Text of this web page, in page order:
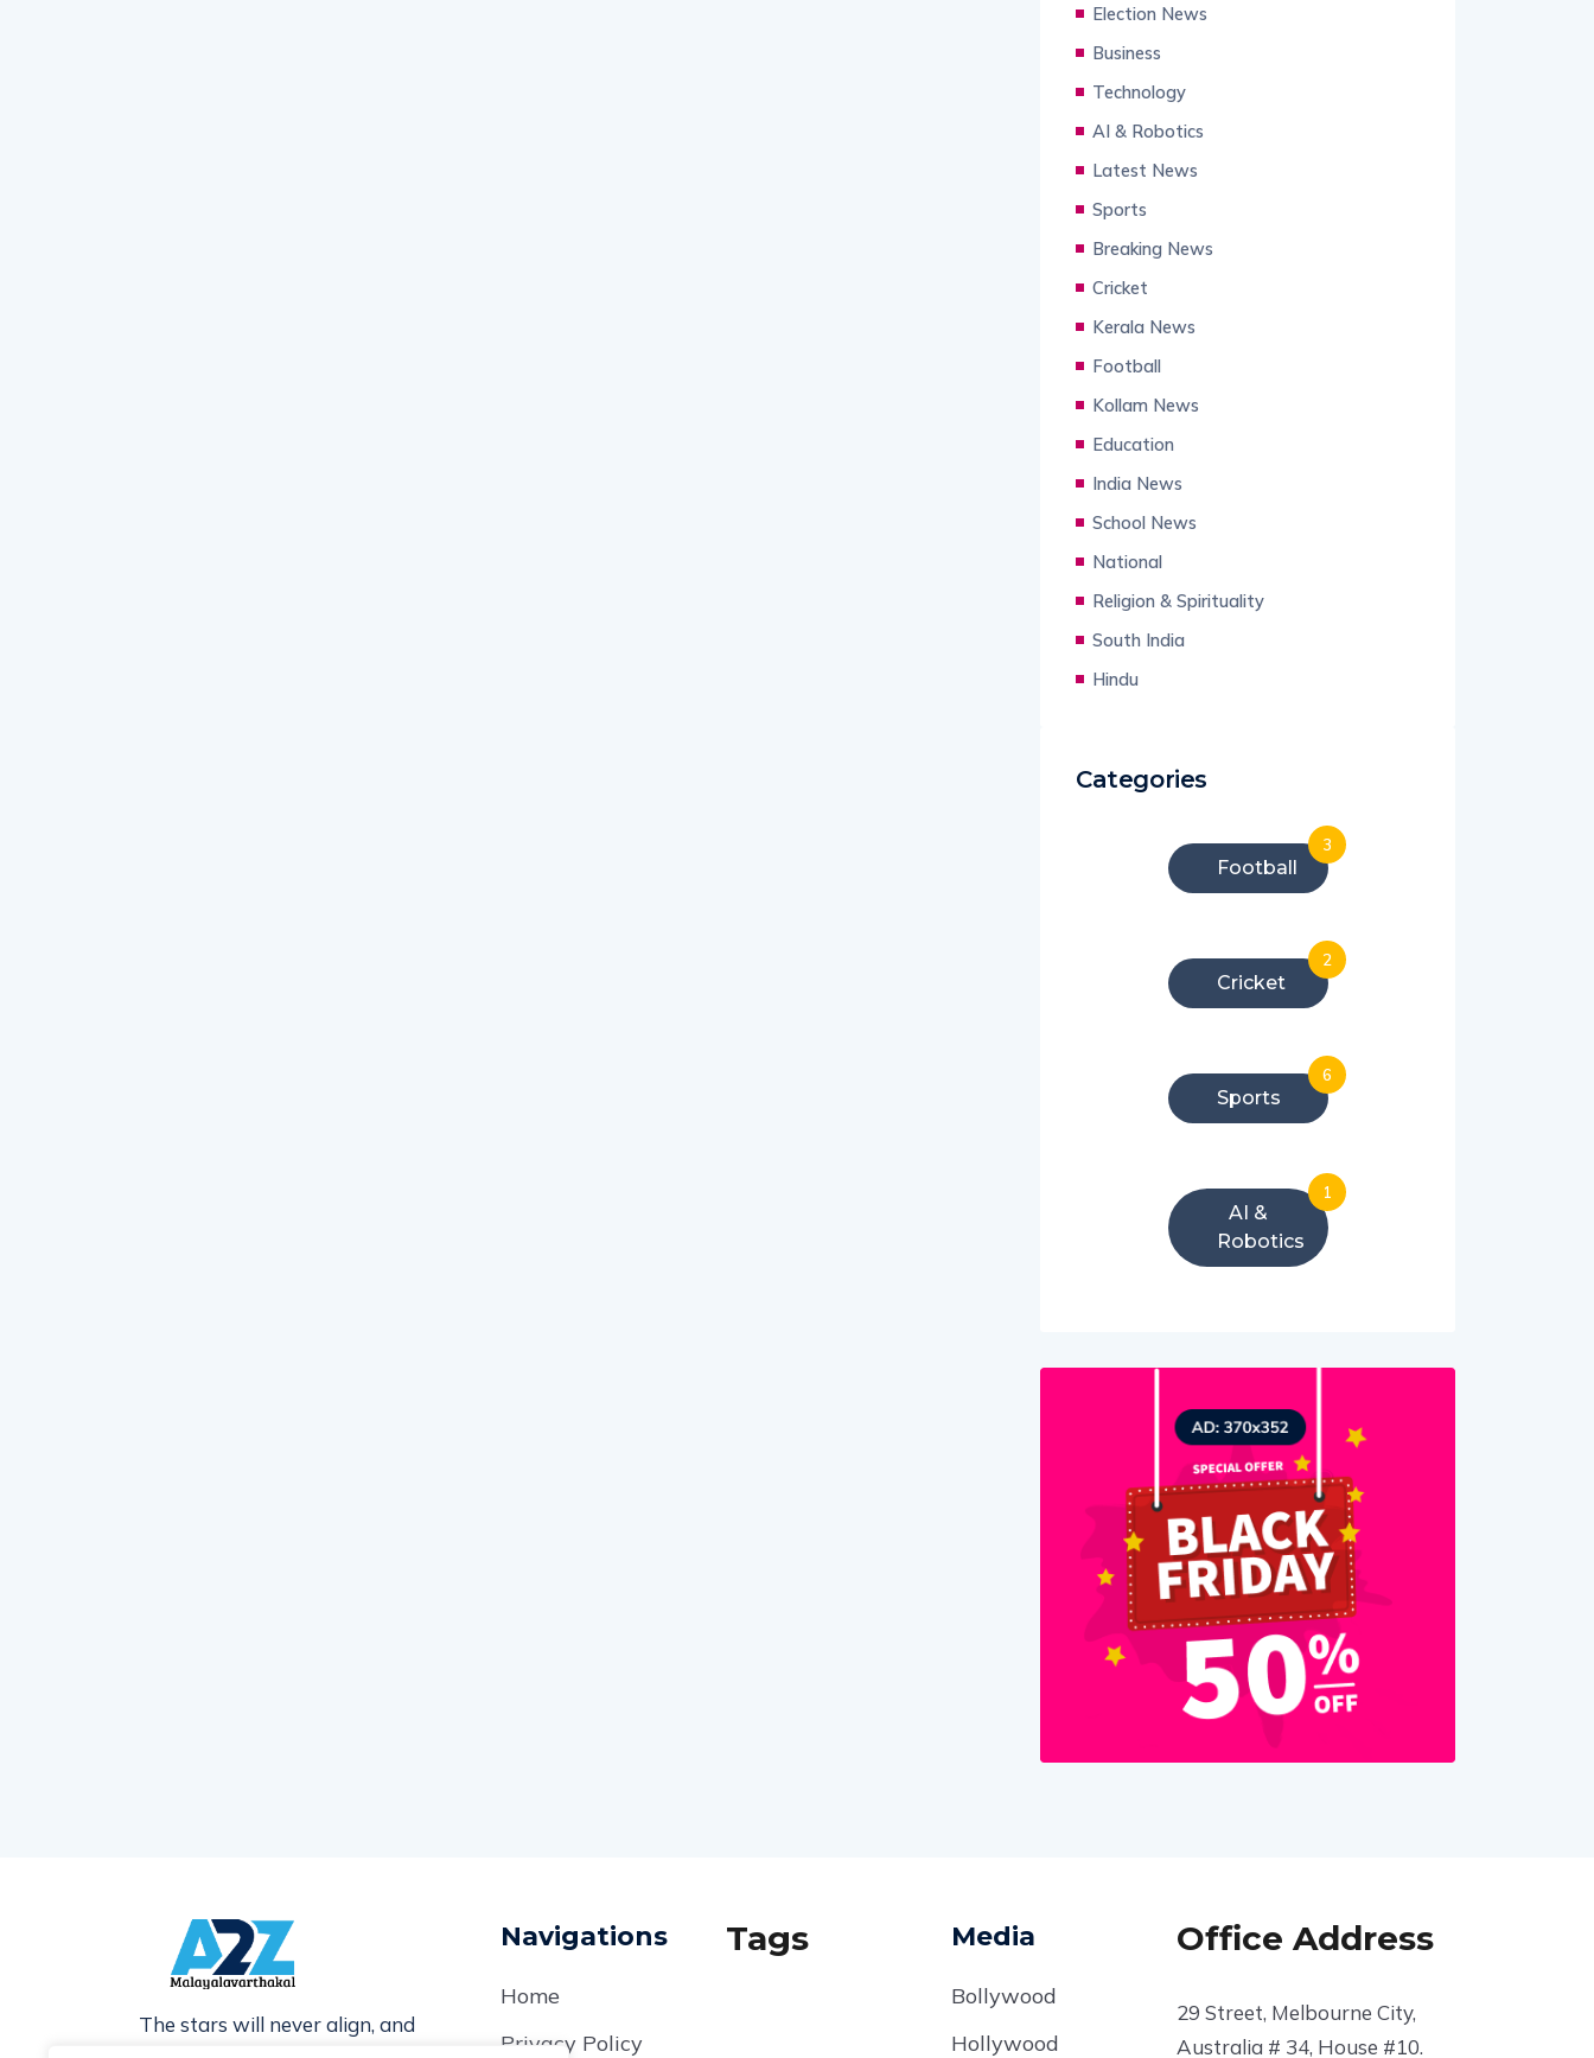
Election News
Business
Technology
AI & Robotics
Latest News
Sports
Breaking News
Cricket
Kerala News
Football
Kollam News
Education
India News
School News
National
Religion & Spirituality
South India
Hindu
Categories
Football
3
Cricket
2
Sports
6
AI &
Robotics
1
The stars will never align, and
Navigations
Home
Privacy Policy
Tags Media
Bollywood
Hollywood
Office Address
29 Street, Melbourne City,
Australia # 34, House #10.